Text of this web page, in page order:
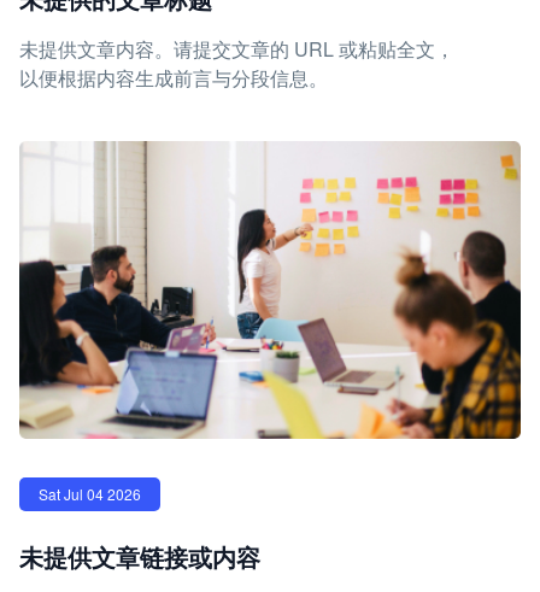
未提供文章内容。请提交文章的 URL 或粘贴全文，
以便根据内容生成前言与分段信息。
Sat Jul 04 2026
未提供文章链接或内容